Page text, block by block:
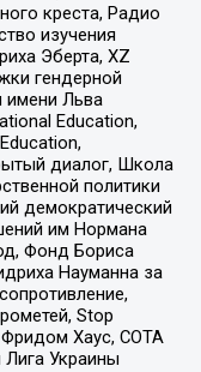
креста, Радио
изучения
Эберта, XZ
гендерной
имени Льва
Education,
диалог, Школа
политики
демократический
им Нормана
Фонд Бориса
Науманна за
Stop
Хаус, СОТА
Украины